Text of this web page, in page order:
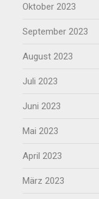
Oktober 2023
September 2023
August 2023
Juli 2023
Juni 2023
Mai 2023
April 2023
März 2023